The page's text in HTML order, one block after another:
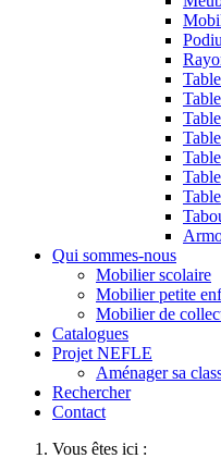
Qui sommes-nous
Mobilier scolaire
Mobilier petite
Mobilier de
Catalogues
Projet NEFLE
Aménager sa
Rechercher
Contact
Vous êtes ici :